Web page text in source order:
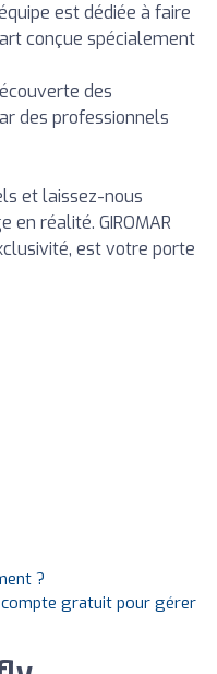
est dédiée à faire
conçue spécialement
des
des professionnels
et laissez-nous
réalité. GIROMAR
est votre porte
?
gratuit pour gérer